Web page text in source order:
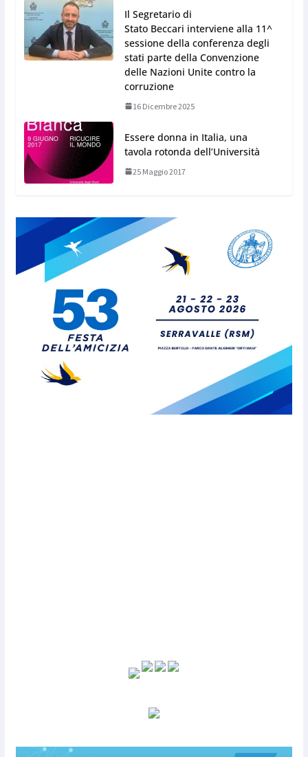
Il Segretario di
Stato Beccari interviene alla 11^
sessione della conferenza degli
stati parte della Convenzione
delle Nazioni Unite contro la
corruzione
16 Dicembre 2025
Essere donna in Italia, una
tavola rotonda dell’Università
25 Maggio 2017